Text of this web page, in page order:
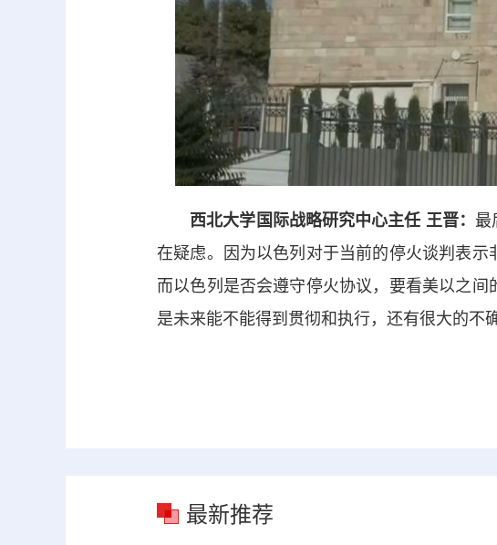
西北大学国际战略研究中心主任 王晋： 最
在疑虑。因为以色列对于当前的停火谈判表示
而以色列是否会遵守停火协议，要看美以之
是未来能不能得到贯彻和执行，还有很大的不
最新推荐